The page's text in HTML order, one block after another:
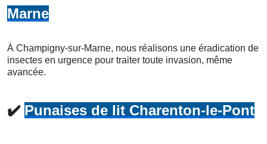
Marne
À Champigny-sur-Marne, nous réalisons une éradication de
insectes en urgence pour traiter toute invasion, même
avancée.
✔️ Punaises de lit Charenton-le-Pont